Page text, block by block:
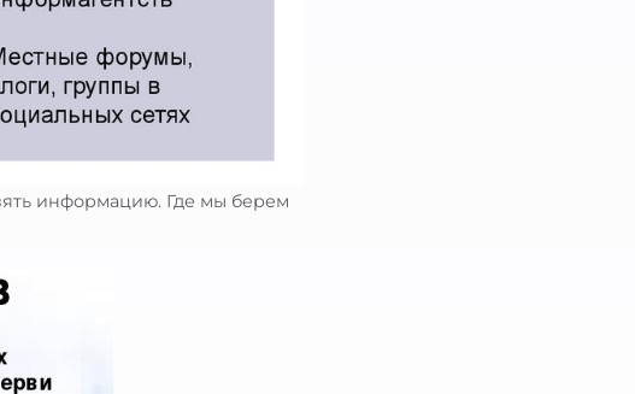
информацию. Где мы берем